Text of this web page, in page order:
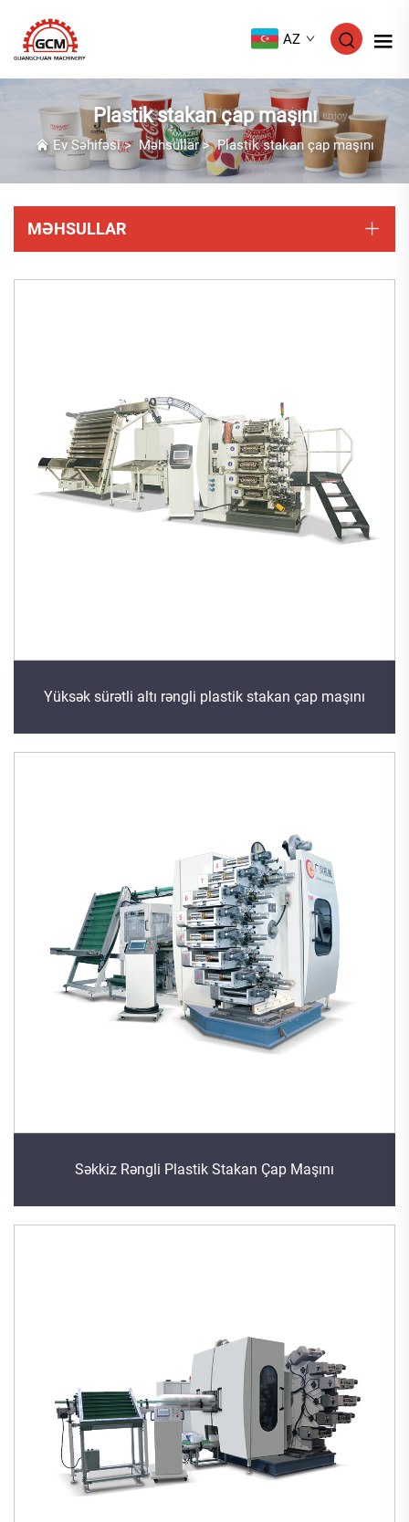
AZ
Plastik stakan çap maşını
Ev Səhifəsi> Məhsullar>Plastik stakan çap maşını
MƏHSULLAR
Yüksək sürətli altı rəngli plastik stakan çap maşını
Səkkiz Rəngli Plastik Stakan Çap Maşını